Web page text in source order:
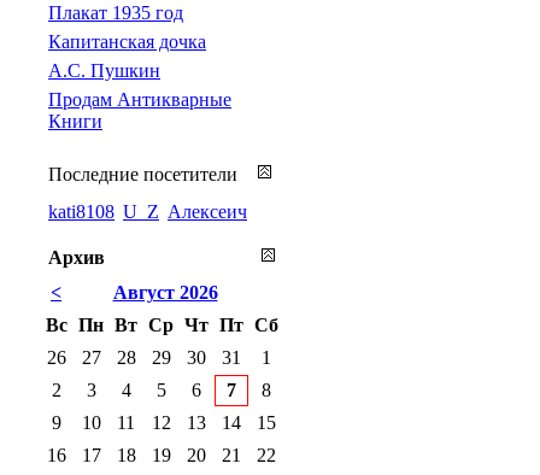
Плакат 1935 год
Капитанская дочка
А.С. Пушкин
Продам Антикварные
Книги
Последние посетители
kati8108 U_Z Алексеич
Архив
<
Август 2026
Вс Пн Вт Ср Чт Пт Сб
26
27 28 29 30 31
1
2
3 4 5 6 7
8
9
10 11 12 13 14
15
16
17 18 19 20 21
22